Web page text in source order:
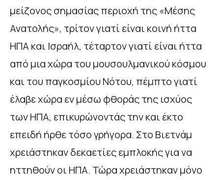
μείζονος σημασίας περιοχή της «Μέσης
Ανατολής», τρίτον γιατί είναι κοινή ήττα
ΗΠΑ και Ισραήλ, τέταρτον γιατί είναι ήττα
από μια χώρα του μουσουλμανικού κόσμου
και του παγκοσμίου Νότου, πέμπτο γιατί
έλαβε χώρα εν μέσω φθοράς της ισχύος
των ΗΠΑ, επικυρώνοντάς την και έκτο
επειδή ήρθε τόσο γρήγορα. Στο Βιετνάμ
χρειάστηκαν δεκαετίες εμπλοκής για να
ηττηθούν οι ΗΠΑ. Τώρα χρειάστηκαν μόνο